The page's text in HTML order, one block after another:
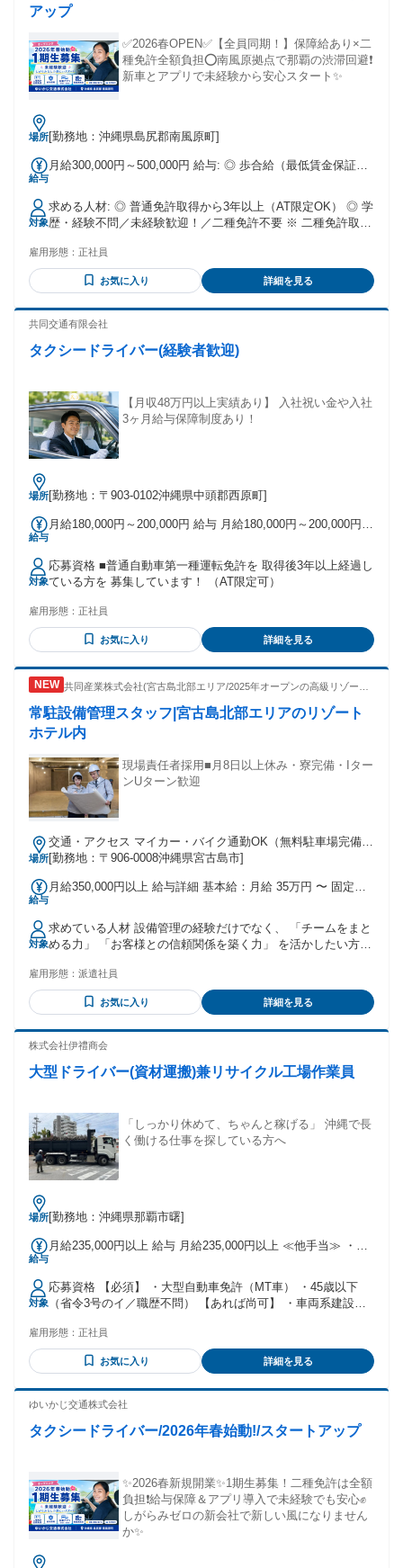
アップ
✅️2026春OPEN✅️【全員同期！】保障給あり×二
種免許全額負担⭕️南風原拠点で那覇の渋滞回避❗️
新車とアプリで未経験から安心スタート✨
場所[勤務地：沖縄県島尻郡南風原町]
給与
月給300,000円～500,000円 給与: ◎ 歩合給（最低賃金保証あ
について〉 ◎昼勤20万円 ◎夜勤25万円 →歩合制のため、30
万円以上の収入を安定して稼ぐことができます。
対象
求める人材: ◎ 普通免許取得から3年以上（AT限定OK） ◎ 学
歴・経験不問／未経験歓迎！／二種免許不要 ※ 二種免許取得
雇用形態： 正社員
お気に入り 詳細を見る
共同交通有限会社
タクシードライバー(経験者歓迎)
【月収48万円以上実績あり】 入社祝い金や入社
3ヶ月給与保障制度あり！
場所[勤務地：〒903-0102沖縄県中頭郡西原町]
給与
月給180,000円～200,000円 給与 月給180,000円～200,000円
大200,000円（規定有） ――――――――――――――― 昼
勤│月給180,000円～＋売上手当 夜勤│月給200,000円～＋売上
手当 ――――――――――――――― 【乗務開始3ヶ月間は
給与保証あり】 昼勤│月給200,000円×3ヶ月保証 夜勤│月給
心ポイント. 自社無線に加え、 「DiDi」「GO」「Uber」など
の 配車アプリを導入！ 安定した配車依頼があるため、 売上
を目指しやすい環境です。 ―――――――――――――――
●やりがいポイント. 売り上げに応じてしっかり稼げる！ 年収
500万円の実績もあります！
―――――――――――――――
対象
応募資格 ■普通自動車第一種運転免許を 取得後3年以上経過し
ている方を 募集しています！ （AT限定可）
雇用形態： 正社員
お気に入り 詳細を見る
共同産業株式会社(宮古島北部エリア/2025年オープンの高級リゾート
常駐設備管理スタッフ|宮古島北部エリアのリゾート
ホテル内
現場責任者採用■月8日以上休み・寮完備・Iター
ンUターン歓迎
場所
交通・アクセス マイカー・バイク通勤OK（無料駐車場完備）
／宮古島の北部に位置する、美しい海に囲まれたリゾート地
で、スタッフ専用駐車場もご用意しています。宮古空港より
[勤務地：〒906-0008沖縄県宮古島市]
給与
月給350,000円以上 給与詳細 基本給：月給 35万円 〜 固定残
勤・家族手当金額：あり 全員に一律で支払われるその他手当
金額：あり 月給35万円以上 （経験や資格・前職給与を考慮し
て決定） （これまでの経験を正当に評価いたします） ＋賞与
制度有 ＋資格手当有 ＋時間外手当有 ＋社会保険完備 ＋交通
対象
求めている人材 設備管理の経験だけでなく、 「チームをまと
める力」 「お客様との信頼関係を築く力」 を活かしたい方を
ど注意深く観察できる方 ・長く安定したお仕事をしたい方 ・
今の職場から転職を考えている方 20代・30代・40代・50代が
多数在籍している職場環境です！ 設備が止まらないこと。 お
管理の使命です。 ホテルという空間は、 多くのお客様にとっ
スタッフや協力会社をまとめながら、 ホテル全体の品質を守
待ちしています。 【必須】 ✅設備管理の実務経験（年数不
問） ✅Word・Excel・メールなど基本的なPC操作ができる方
【歓迎】 ✅ホテル・リゾートホテル・商業施設・病院・オフ
ィスビルなどでの設備管理経験 ✅設備管理部門の責任者・リ
どの経験 ✅設備保全、修繕計画、原価管理、予算管理、協力
二種電気工事士 ・電気主任技術者 ・建築物環境衛生管理技術
技士 ・冷凍機械責任者 など。 また、こんな方を歓迎してい
ます。 ✓ 設備管理の経験を活かし、責任あるポジションで働
い方 ✓ ホテル設備管理の経験を積み、専門性をさらに高めた
い方 ✓ 電気・空調・給排水・消防設備などの知識や経験を活
かしたい方 ✓ スタッフや協力会社をまとめ、現場をリードす
や改善提案など、お客様に近い立場で仕事がしたい方 ✓ 安
全・品質・コストを意識しながら、より良い設備管理体制を
つくっていきたい方 ✓ 現状維持ではなく、設備改善や業務改
ますが、 私たちが最も大切にしているのは、 「ホテルの価値
を設備から支える」 という使命感です。 設備を管理するだけ
ではありません。 ホテル全体の品質を支え、 人を育て、現場
をつくる。 そんな設備管理責任者として、 新たなキャリアを
雇用形態： 派遣社員
お気に入り 詳細を見る
株式会社伊禮商会
大型ドライバー(資材運搬)兼リサイクル工場作業員
「しっかり休めて、ちゃんと稼げる」 沖縄で長
く働ける仕事を探している方へ
場所[勤務地：沖縄県那覇市曙]
給与
月給235,000円以上 給与 月給235,000円以上 ≪他手当≫ ・こ
手当 ・通勤手当有（片道2km以上対象、非課税限度額内）
（例） └2km未満→無し └2km以上10km未満→4,200円
└10km以上15km未満→7,100円 └15km以上25km未満
→12,900円
対象
応募資格 【必須】 ・大型自動車免許（MT車） ・45歳以下
（省令3号のイ／職歴不問） 【あれば尚可】 ・車両系建設機
雇用形態： 正社員
お気に入り 詳細を見る
ゆいかじ交通株式会社
タクシードライバー/2026年春始動!/スタートアップ
✨2026春新規開業✨1期生募集！二種免許は全額
負担❗️給与保障＆アプリ導入で未経験でも安心✊️
しがらみゼロの新会社で新しい風になりません
か✨